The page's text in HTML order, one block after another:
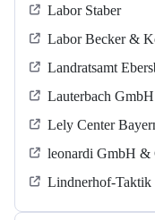
Labor Staber
Labor Becker &
Landratsamt
Lauterbach GmbH
Lely Center
leonardi GmbH &
Lindnerhof-Taktik